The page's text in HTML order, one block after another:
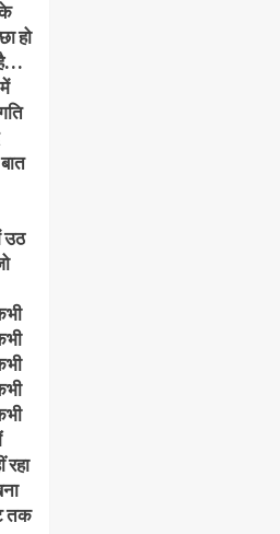
हो
उठ
तक